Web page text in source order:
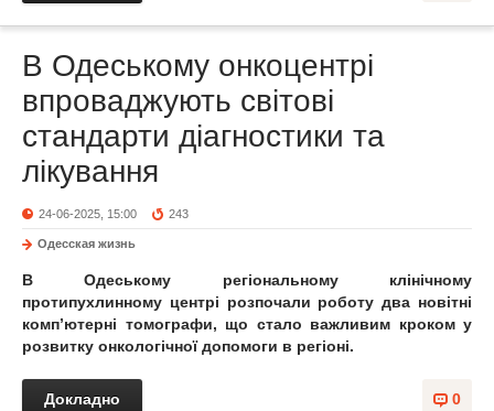
В Одеському онкоцентрі
впроваджують світові
стандарти діагностики та
лікування
24-06-2025, 15:00 243
Одесская жизнь
В Одеському регіональному клінічному
протипухлинному центрі розпочали роботу два новітні
комп’ютерні томографи, що стало важливим кроком у
розвитку онкологічної допомоги в регіоні.
0
Докладно